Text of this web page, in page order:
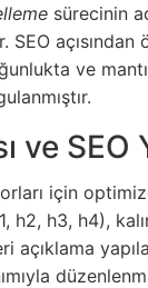
sürecinin
SEO
ve
ve SEO
için
h2, h3, h4),
açıklama